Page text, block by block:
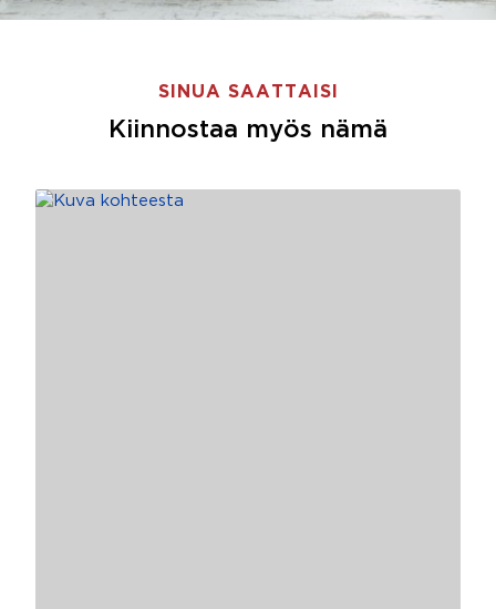
SINUA SAATTAISI
Kiinnostaa myös nämä